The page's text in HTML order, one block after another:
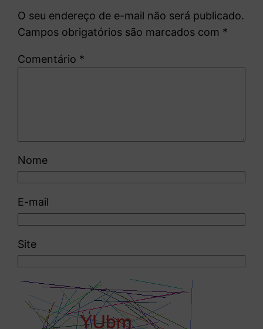
O seu endereço de e-mail não será publicado.
Campos obrigatórios são marcados com *
Comentário *
Nome
E-mail
Site